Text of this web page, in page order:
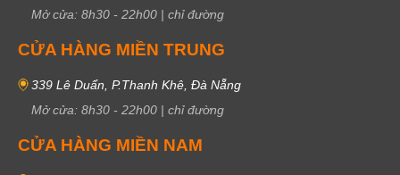
Mở cửa: 8h30 - 22h00 | chỉ đường
CỬA HÀNG MIỀN TRUNG
339 Lê Duẩn, P.Thanh Khê, Đà Nẵng
Mở cửa: 8h30 - 22h00 | chỉ đường
CỬA HÀNG MIỀN NAM